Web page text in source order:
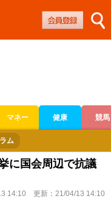
マネー 健康 競馬
ム
に国会周辺で抗議
14:10 更新： 21/04/13 14:10